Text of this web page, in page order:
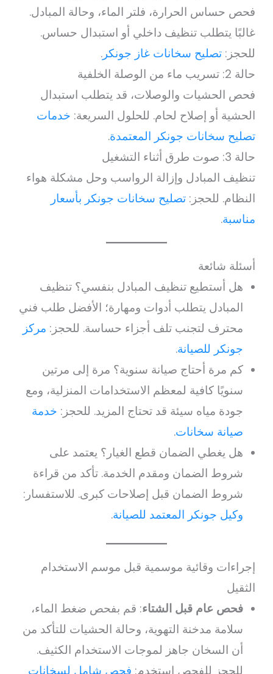
فحص حساس الحرارة، فلتر الماء، وحالة المبادل.
غالبًا يتطلب تنظيف داخلي أو استبدال حساس.
للحجز:تصليح سخانات غاز جونكر.
حالة 2: تسريب ماء من الوصلة الخلفية
فحص الحشيات والوصلات، قد يتطلب استبدال
الحشية أو إصلاح لحام. للحلول السريعة: خدمات
تصليح سخانات جونكر المعتمدة.
حالة 3: صوت طرق أثناء التشغيل
تنظيف المبادل وإزالة الرواسب وحل مشكلة هواء
النظام. للحجز:تصليح سخانات جونكر بأسعار
مناسبة.
أسئلة شائعة
هل أستطيع تنظيف المبادل بنفسي؟ تنظيف
المبادل يتطلب أدوات ومهارة؛ الأفضل طلب فني
محترف لتجنب تلف أجزاء حساسة. للحجز: مركز
جونكر للصيانة.
كم مرة أحتاج صيانة سنوية؟ مرة إلى مرتين
سنويًا كافية لمعظم الاستخدامات المنزلية، ومع
جودة مياه سيئة قد تحتاج المزيد. للحجز: خدمة
صيانة سخانات.
هل يغطي الضمان قطع الغيار؟ يعتمد على
شروط الضمان ومقدم الخدمة. تأكد من قراءة
شروط الضمان قبل إصلاحات كبرى. للاستفسار:
وكيل جونكر المعتمد للصيانة.
إجراءات وقائية موسمية قبل موسم الاستخدام
الثقيل
فحص عام قبل الشتاء: قم بفحص ضغط الماء،
سلامة مدخنة التهوية، وحالة الحشيات للتأكد من
أن السخان جاهز لموجات الاستخدام الكثيف.
للحجز للفحص استخدم: فحص شامل لسخانات